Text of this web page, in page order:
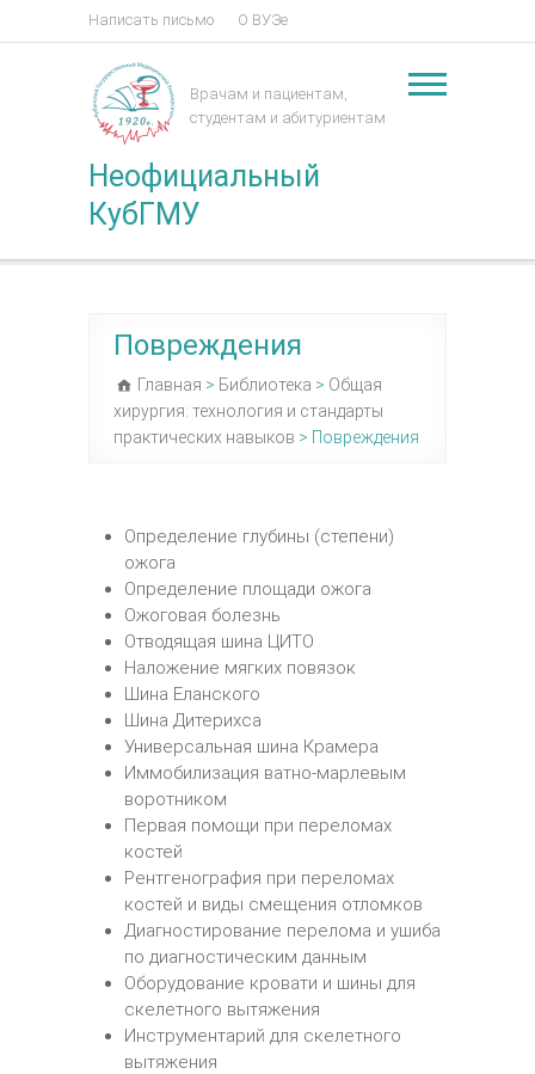
Написать письмо О ВУЗе
Неофициальный
КубГМУ
Врачам и пациентам,
студентам и абитуриентам
Повреждения
Главная > Библиотека > Общая
хирургия: технология и стандарты
практических навыков > Повреждения
Определение глубины (степени)
ожога
Определение площади ожога
Ожоговая болезнь
Отводящая шина ЦИТО
Наложение мягких повязок
Шина Еланского
Шина Дитерихса
Универсальная шина Крамера
Иммобилизация ватно-марлевым
воротником
Первая помощи при переломах
костей
Рентгенография при переломах
костей и виды смещения отломков
Диагностирование перелома и ушиба
по диагностическим данным
Оборудование кровати и шины для
скелетного вытяжения
Инструментарий для скелетного
вытяжения